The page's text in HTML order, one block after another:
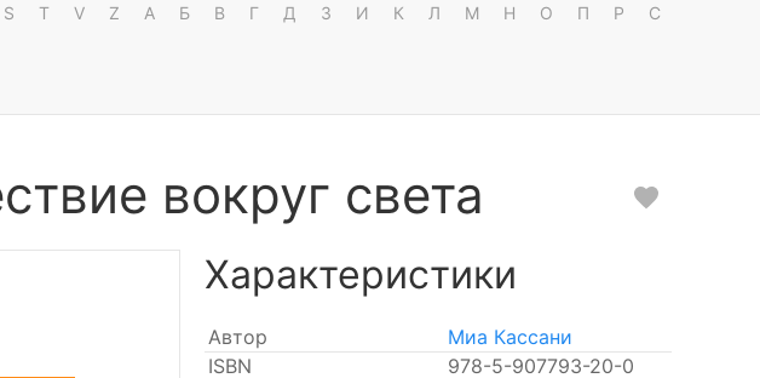
S T V Z А Б В Г Д З И К Л М Н О П Р С
вокруг света
Характеристики
Автор
Миа Кассани
ISBN
978-5-907793-20-0